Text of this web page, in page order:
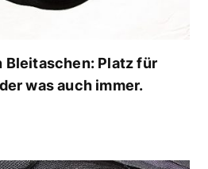
Bleitaschen: Platz für
was auch immer.